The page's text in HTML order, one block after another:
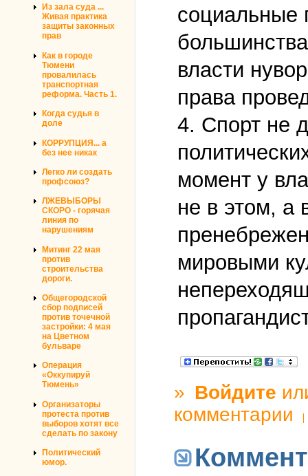
Из зала суда ...
Живая практика
защиты законных
прав
Как в городе
Тюмени
провалилась
транспортная
реформа. Часть 1.
Когда судья в
доле
КОРРУПЦИЯ... а
без нее никак
Легко ли создать
профсоюз?
ЛЖЕВЫБОРЫ
СКОРО - горячая
линия по
нарушениям
Митинг 22 мая
против
строительства
дороги.
Общегородской
сбор подписей
против точечной
застройки: 4 мая
на Цветном
бульваре
Операция
«Оккупируй
Тюмень»
Организаторы
протеста против
выборов хотят все
сделать по закону
Политический
юмор.
социальные
власти
права
4. Спорт не
момент у
не в этом, а
мировыми
» Войдите
комментарии